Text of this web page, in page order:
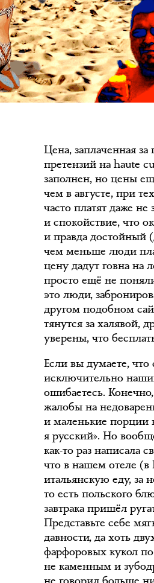
Цена, заплаченная
претензий на haute
заполнен, но цены
чем в августе, при
часто платят даже не
и спокойствие, что
и правда достойный
чем меньше люди
цену дадут говна на
просто ещё не
это люди,
другом подобном
тянутся за халявой,
уверены, что
Если вы думаете,
исключительно
ошибаетесь.
жалобы на
и маленькие порции
я русский». Но
как-то раз написала
что в нашем отеле
итальянскую еду, за
то есть польского
завтрака пришёл
Представьте себе
давности, да хоть
фарфоровых кукол
не каменным и